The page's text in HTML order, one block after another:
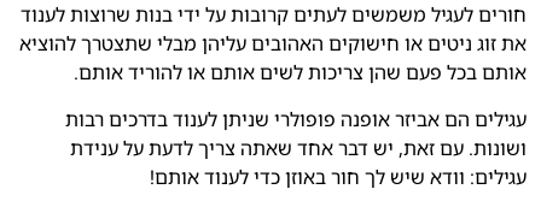
חורים לעגיל משמשים לעתים קרובות על ידי בנות שרוצות לענוד
את זוג ניטים או חישוקים האהובים עליהן מבלי שתצטרך להוציא
אותם בכל פעם שהן צריכות לשים אותם או להוריד אותם.
עגילים הם אביזר אופנה פופולרי שניתן לענוד בדרכים רבות
ושונות. עם זאת, יש דבר אחד שאתה צריך לדעת על ענידת
עגילים: וודא שיש לך חור באוזן כדי לענוד אותם!